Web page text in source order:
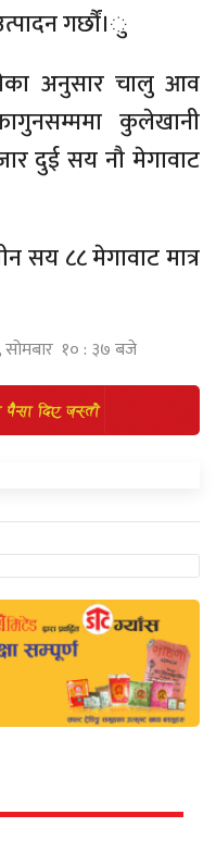
गर्छौं।ु
अनुसार चालु आव
कुलेखानी
दुई सय नौ मेगावाट
सय ८८ मेगावाट मात्र
सोमबार १० : ३७ बजे